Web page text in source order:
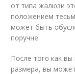
от типа жалюзи
положением
может быть
поручне.
После того как
размера, вы